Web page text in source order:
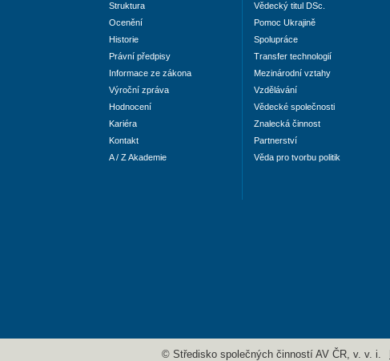
Struktura
Ocenění
Historie
Právní předpisy
Informace ze zákona
Výroční zpráva
Hodnocení
Kariéra
Kontakt
A / Z Akademie
Vědecký titul DSc.
Pomoc Ukrajině
Spolupráce
Transfer technologií
Mezinárodní vztahy
Vzdělávání
Vědecké společnosti
Znalecká činnost
Partnerství
Věda pro tvorbu politik
© Středisko společných činností AV ČR, v. v. i.